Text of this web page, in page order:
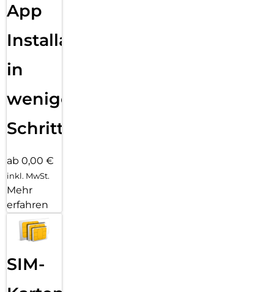
App
Installation
in
wenigen
Schritten
ab 0,00 €
inkl. MwSt.
Mehr
erfahren
SIM-